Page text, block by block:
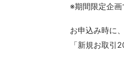
※期間限定企画
お申込み時に、
「新規お取引